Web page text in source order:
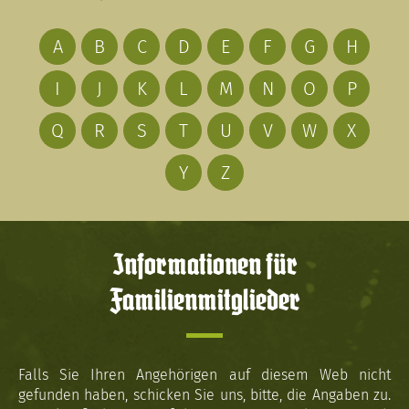
A B C D E F G
H
I
J K L M N O
P
Q
R S T U V W
X
Y
Z
Informationen für
Familienmitglieder
Falls Sie Ihren Angehörigen auf diesem Web nicht
gefunden haben, schicken Sie uns, bitte, die Angaben zu.